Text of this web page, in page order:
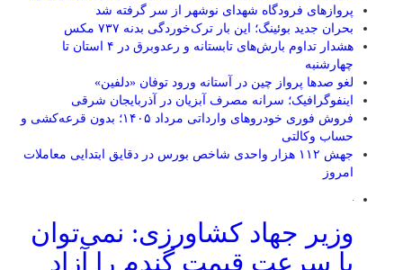
پروازهای فرودگاه شهدای نوشهر از سر گرفته شد
بحران جدید بوئینگ؛ این بار ترک‌خوردگی بدنه ۷۳۷ مکس
هشدار تداوم بارش‌های تابستانه و رعدوبرق در ۴ استان تا
چهارشنبه
لغو صدها پرواز چین در آستانه ورود توفان «دلفین»
اینفوگرافیک؛ سرانه مصرف آبزیان در آذربایجان شرقی
فروش فوری خودروهای وارداتی مرداد ۱۴۰۵؛ بدون قرعه‌کشی و
حساب وکالتی
جهش ۱۱۲ هزار واحدی شاخص بورس در دقایق ابتدایی معاملات
امروز
وزیر جهاد کشاورزی: نمی‌توان
با سرعت قیمت گندم را آزاد